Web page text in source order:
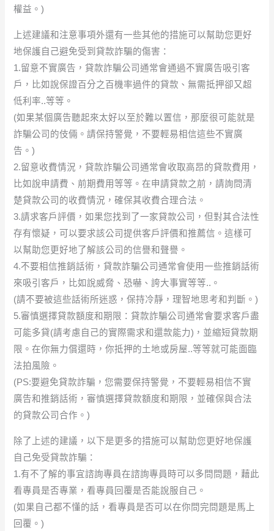
權益。)
上述建議和注意事項外還有一些其他的措施可以幫助您更好
地保護自己避免受到貸款詐騙的傷害：
1.留意不實廣告，貸款詐騙公司通常會通過不實廣告吸引客
戶，比如說保證百分之百機率過件的貸款、無需抵押卻又超
低利率..等等。
(如果某個廣告聽起來太好以至於難以置信，那麼很可能就是
詐騙公司的伎倆。請保持警覺，不要輕易相信這些不實廣
告。)
2.留意收費情況，貸款詐騙公司通常會收取高昂的貸款費用，
比如說申請費、前期費用等等。在申請貸款之前，請詢問清
楚貸款公司的收費情況，確保其收費合理合法。
3.請求客戶評價，如果您找到了一家貸款公司，但對其合法性
存有懷疑，可以要求該公司提供客戶評價和推薦信。這樣可
以幫助您更好地了解該公司的信譽和聲譽。
4.不要相信推銷話術，貸款詐騙公司通常會使用一些推銷話術
來吸引客戶，比如說威脅、恐嚇、誇大事實等等..。
(請不要被這些話術所迷惑，保持冷靜，理智地思考和判斷。)
5.審慎選擇貸款額度和期限：貸款詐騙公司通常會要求客戶盡
可能多貸(請考慮自己的實際需求和還款能力)，並縮短貸款期
限。在你無力償還時，你抵押的土地或房屋..等等就可能面臨
法拍風險。
(PS:要避免貸款詐騙，您需要保持警覺，不要輕易相信不實
廣告和推銷話術，審慎選擇貸款額度和期限，並確保與合法
的貸款公司合作。)
除了上述的建議，以下是更多的措施可以幫助您更好地保護
自己免受貸款詐騙：
1.有不了解的事宜諮詢專員在諮詢專員時可以多問問題，藉此
看專員是否專業，看專員回覆是否能說服自己。
(如果自己都不懂的話，看專員是否可以在你問完問題是馬上
回覆。)